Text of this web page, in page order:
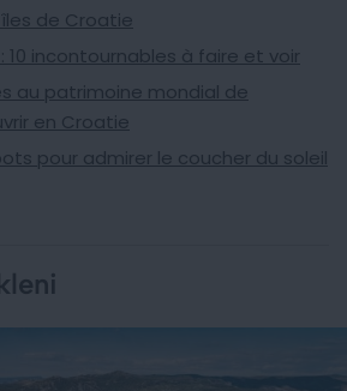
îles de Croatie
10 incontournables à faire et voir
au patrimoine mondial de
en Croatie
pour admirer le coucher du soleil